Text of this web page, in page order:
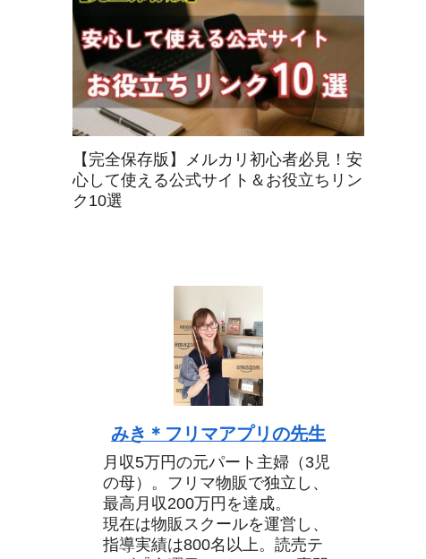
【完全保存版】メルカリ初心者必見！安
心して使える公式サイト＆お役立ちリン
ク10選
みき＊フリマアプリの先生
月収5万円の元パート主婦（3児
の母）。フリマ物販で独立し、
最高月収200万円を達成。
現在は物販スクールを運営し、
指導実績は800名以上。読売テ